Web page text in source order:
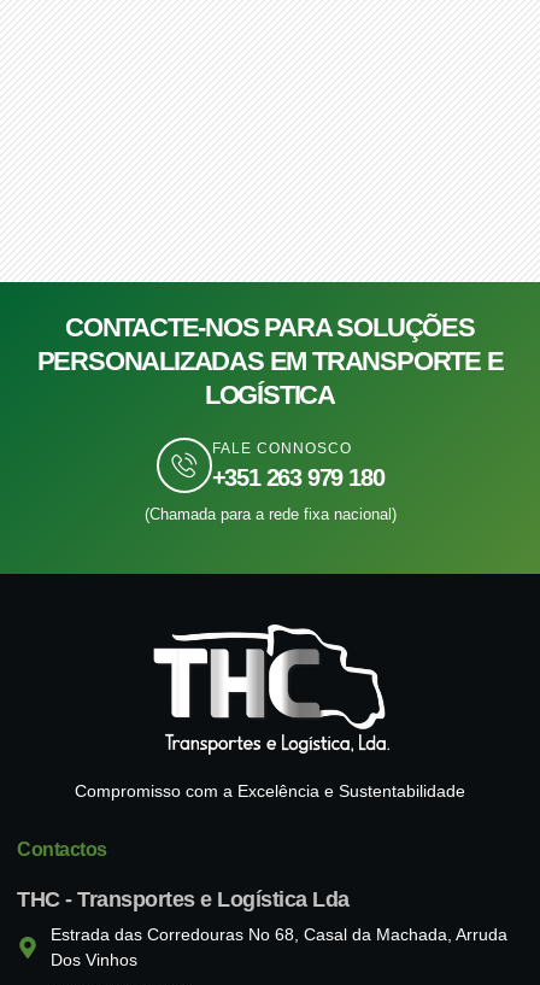
CONTACTE-NOS PARA SOLUÇÕES
PERSONALIZADAS EM TRANSPORTE E
LOGÍSTICA
FALE CONNOSCO
+351 263 979 180
(Chamada para a rede fixa nacional)
Compromisso com a Excelência e Sustentabilidade
Contactos
THC - Transportes e Logística Lda
Estrada das Corredouras No 68, Casal da Machada, Arruda
Dos Vinhos